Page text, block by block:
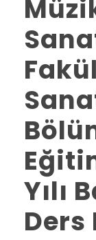
Yılı
Ders